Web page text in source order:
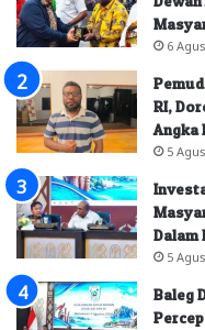
6
RI,
Angka
5
Dalam
5
Baleg